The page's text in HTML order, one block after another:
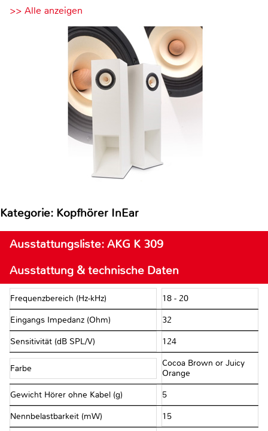
>> Alle anzeigen
Kategorie: Kopfhörer InEar
Ausstattungsliste: AKG K 309
Ausstattung & technische Daten
Frequenzbereich (Hz-kHz) 18 - 20
Eingangs Impedanz (Ohm) 32
Sensitivität (dB SPL/V) 124
Farbe
Cocoa Brown or Juicy
Orange
Gewicht Hörer ohne Kabel (g) 5
Nennbelastbarkeit (mW) 15